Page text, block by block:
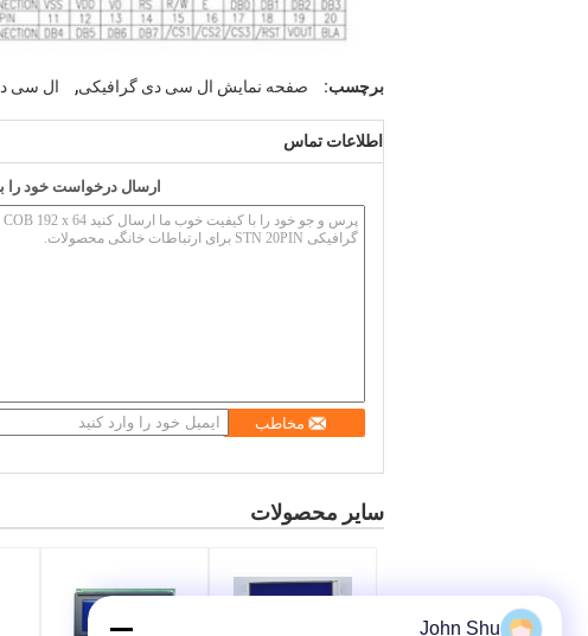
برچسب: صفحه نمایش ال سی دی گرافیکی, ال سی
اطلاعات تماس
ارسال درخواست خود را
مخاطب
سایر محصولات
John Shu